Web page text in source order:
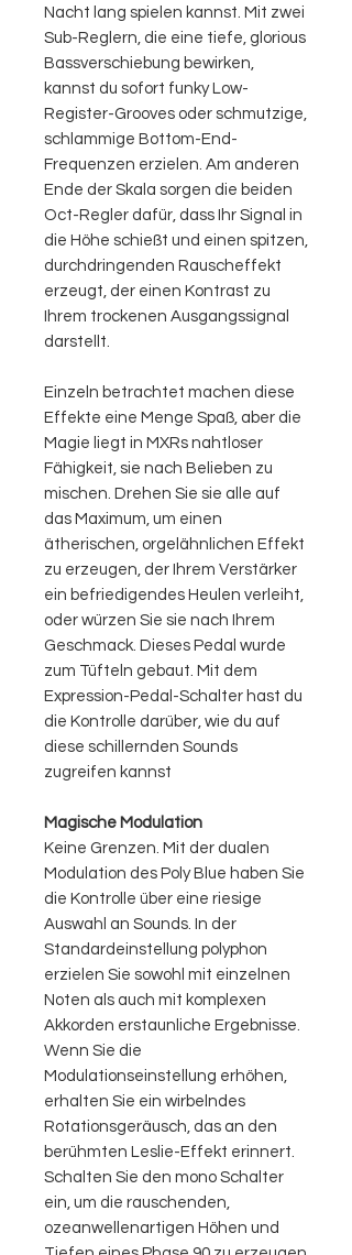
Nacht lang spielen kannst. Mit zwei
Sub-Reglern, die eine tiefe, glorious
Bassverschiebung bewirken,
kannst du sofort funky Low-
Register-Grooves oder schmutzige,
schlammige Bottom-End-
Frequenzen erzielen. Am anderen
Ende der Skala sorgen die beiden
Oct-Regler dafür, dass Ihr Signal in
die Höhe schießt und einen spitzen,
durchdringenden Rauscheffekt
erzeugt, der einen Kontrast zu
Ihrem trockenen Ausgangssignal
darstellt.
Einzeln betrachtet machen diese
Effekte eine Menge Spaß, aber die
Magie liegt in MXRs nahtloser
Fähigkeit, sie nach Belieben zu
mischen. Drehen Sie sie alle auf
das Maximum, um einen
ätherischen, orgelähnlichen Effekt
zu erzeugen, der Ihrem Verstärker
ein befriedigendes Heulen verleiht,
oder würzen Sie sie nach Ihrem
Geschmack. Dieses Pedal wurde
zum Tüfteln gebaut. Mit dem
Expression-Pedal-Schalter hast du
die Kontrolle darüber, wie du auf
diese schillernden Sounds
zugreifen kannst
Magische Modulation
Keine Grenzen. Mit der dualen
Modulation des Poly Blue haben Sie
die Kontrolle über eine riesige
Auswahl an Sounds. In der
Standardeinstellung polyphon
erzielen Sie sowohl mit einzelnen
Noten als auch mit komplexen
Akkorden erstaunliche Ergebnisse.
Wenn Sie die
Modulationseinstellung erhöhen,
erhalten Sie ein wirbelndes
Rotationsgeräusch, das an den
berühmten Leslie-Effekt erinnert.
Schalten Sie den mono Schalter
ein, um die rauschenden,
ozeanwellenartigen Höhen und